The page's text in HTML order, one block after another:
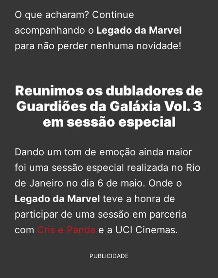
O que acharam? Continue
acompanhando o Legado da Marvel
para não perder nenhuma novidade!
Reunimos os dubladores de
Guardiões da Galáxia Vol. 3
em sessão especial
Dando um tom de emoção ainda maior
foi uma sessão especial realizada no Rio
de Janeiro no dia 6 de maio. Onde o
Legado da Marvel teve a honra de
participar de uma sessão em parceria
com Cris e Panda e a UCI Cinemas.
PUBLICIDADE